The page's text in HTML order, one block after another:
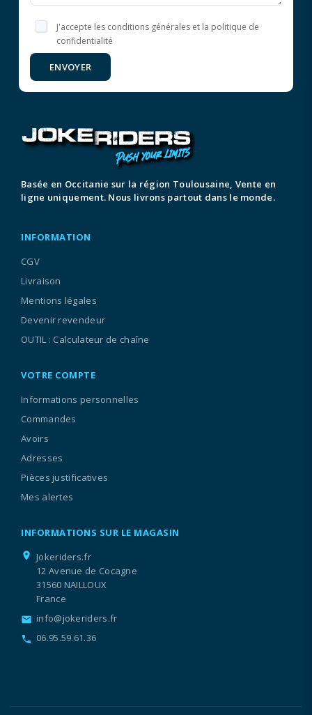
J'accepte les conditions générales et la politique de
confidentialité
ENVOYER
Basée en Occitanie sur la région Toulousaine, Vente en
ligne uniquement. Nous livrons partout dans le monde.
INFORMATION
CGV
Livraison
Mentions légales
Devenir revendeur
OUTIL : Calculateur de chaîne
VOTRE COMPTE
Informations personnelles
Commandes
Avoirs
Adresses
Pièces justificatives
Mes alertes
INFORMATIONS SUR LE MAGASIN
location_on
Jokeriders.fr
12 Avenue de Cocagne
31560 NAILLOUX
France
email info@jokeriders.fr
call 06.95.59.61.36